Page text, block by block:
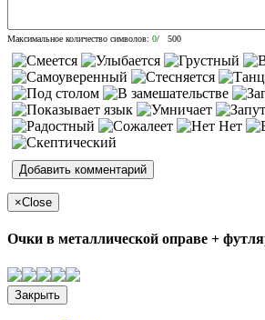
Максимальное количество символов: 0/ 500
×Close
Очки в металлической оправе +
Закрыть